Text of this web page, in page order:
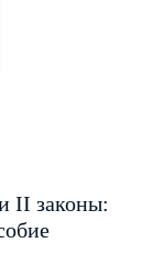
II законы: